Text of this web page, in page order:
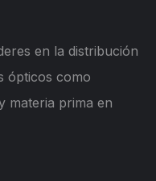
en la distribución
ópticos como
materia prima en